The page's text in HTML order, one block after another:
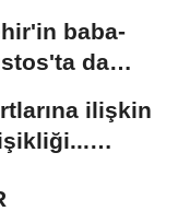
baba-
da
ilişkin